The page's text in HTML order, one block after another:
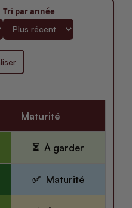
Tri par année
Maturité
À garder
Maturité